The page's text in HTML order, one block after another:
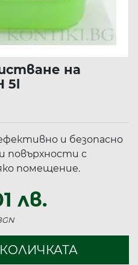
на
5l
и безопасно
повърхности с
помещение.
лв.